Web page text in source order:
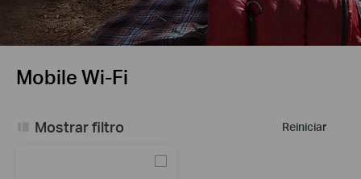
Mobile Wi-Fi
Reiniciar
Mostrar filtro